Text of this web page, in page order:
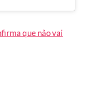
que não vai